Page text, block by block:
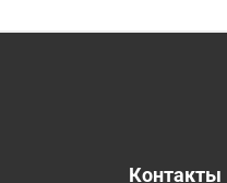
Контакты